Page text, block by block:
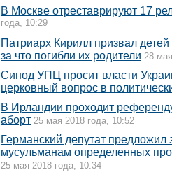
В Москве отреставрируют 17
года, 10:29
Патриарх Кирилл призвал
за что погибли их родители 28
Синод УПЦ просит власти
церковный вопрос в
В Ирландии проходит
аборт 25 мая 2018 года, 10:52
Германский депутат предложил
мусульманам определенных
25 мая 2018 года, 10:34